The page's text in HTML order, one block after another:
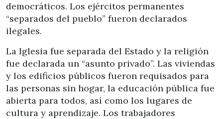
democráticos. Los ejércitos permanentes
“separados del pueblo” fueron declarados
ilegales.
La Iglesia fue separada del Estado y la religión
fue declarada un “asunto privado”. Las viviendas
y los edificios públicos fueron requisados para
las personas sin hogar, la educación pública fue
abierta para todos, así como los lugares de
cultura y aprendizaje. Los trabajadores